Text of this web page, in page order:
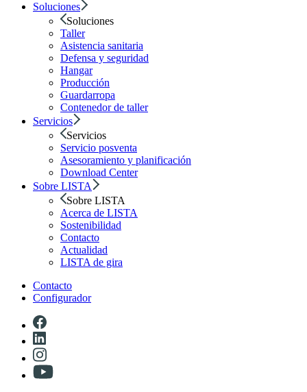
Soluciones
Soluciones
Taller
Asistencia sanitaria
Defensa y seguridad
Hangar
Producción
Guardarropa
Contenedor de taller
Servicios
Servicios
Servicio posventa
Asesoramiento y planificación
Download Center
Sobre LISTA
Sobre LISTA
Acerca de LISTA
Sostenibilidad
Contacto
Actualidad
LISTA de gira
Contacto
Configurador